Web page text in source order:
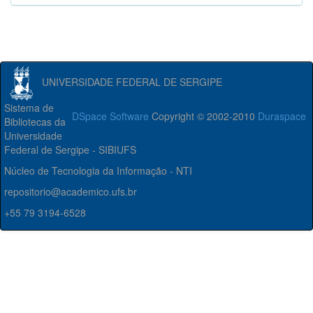
UNIVERSIDADE FEDERAL DE SERGIPE
DSpace Software Copyright © 2002-2010 Duraspace
Sistema de
Bibliotecas da
Universidade
Federal de Sergipe - SIBIUFS
Núcleo de Tecnologia da Informação - NTI
repositorio@academico.ufs.br
+55 79 3194-6528